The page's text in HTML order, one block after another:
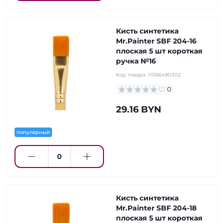
популярный
Кисть синтетика
Mr.Painter SBF 204-16
плоская 5 шт короткая
ручка №16
Код товара: 11066480302
0
29.16 BYN
Кисть синтетика
Mr.Painter SBF 204-18
плоская 5 шт короткая